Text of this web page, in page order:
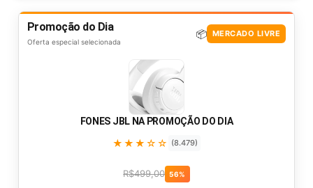
Promoção do Dia
Oferta especial selecionada
📦 MERCADO LIVRE
FONES JBL NA PROMOÇÃO DO DIA
★★★☆☆ (8.479)
R$499,00 56%